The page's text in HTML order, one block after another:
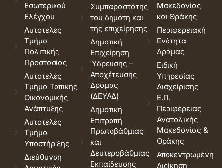
Εσωτερικού
Ελέγχου
Αυτοτελές
Τμήμα
Πολιτικής
Προστασίας
Αυτοτελές
Τμήμα Τοπικής
Οικονομικής
Ανάπτυξης
Αυτοτελές
Τμήμα
Υποστήριξης
Διεύθυνση
Συμπαραστάτης
του δημότη και
της επιχείρησης
Δημοτική
Επιχείρηση
Ύδρευσης –
Αποχέτευσης
Δράμας
(ΔΕΥΑΔ)
Δημοτική
Επιτροπή
Πρωτοβάθμιας
και
Δευτεροβάθμιας
Εκπαίδευσης
Μακεδονίας
και Θράκης
Περιφερειακή
Ενότητα
Δράμας
Ειδική
Υπηρεσίας
Διαχείρισης
Ε.Π.
Περιφέρειας
Ανατολικής
Μακεδονίας &
Θράκης
Αποκεντρωμένη
Διοίκηση